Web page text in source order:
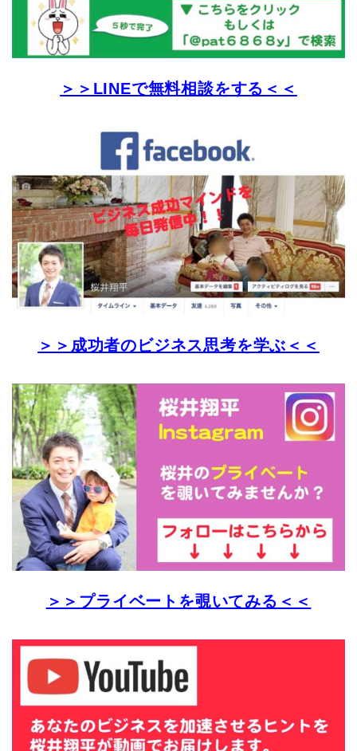
＞＞LINEで無料相談をする＜＜
＞＞成功者のビジネス思考を学ぶ＜＜
＞＞プライベートを覗いてみる＜＜